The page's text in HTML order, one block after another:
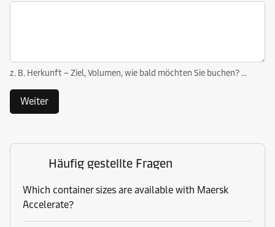
z. B. Herkunft – Ziel, Volumen, wie bald möchten Sie buchen? ...
Weiter
Häufig gestellte Fragen
Which container sizes are available with Maersk
Accelerate?